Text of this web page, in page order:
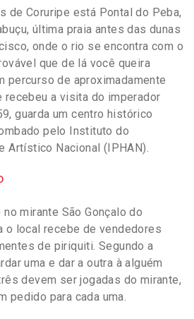
de Coruripe está Pontal do Peba,
última praia antes das dunas
onde o rio se encontra com o
que de lá você queira
percurso de aproximadamente
recebeu a visita do imperador
guarda um centro histórico
pelo Instituto do
Artístico Nacional (IPHAN).
mirante São Gonçalo do
o local recebe de vendedores
de piriquiti. Segundo a
uma e dar a outra à alguém
devem ser jogadas do mirante,
pedido para cada uma.